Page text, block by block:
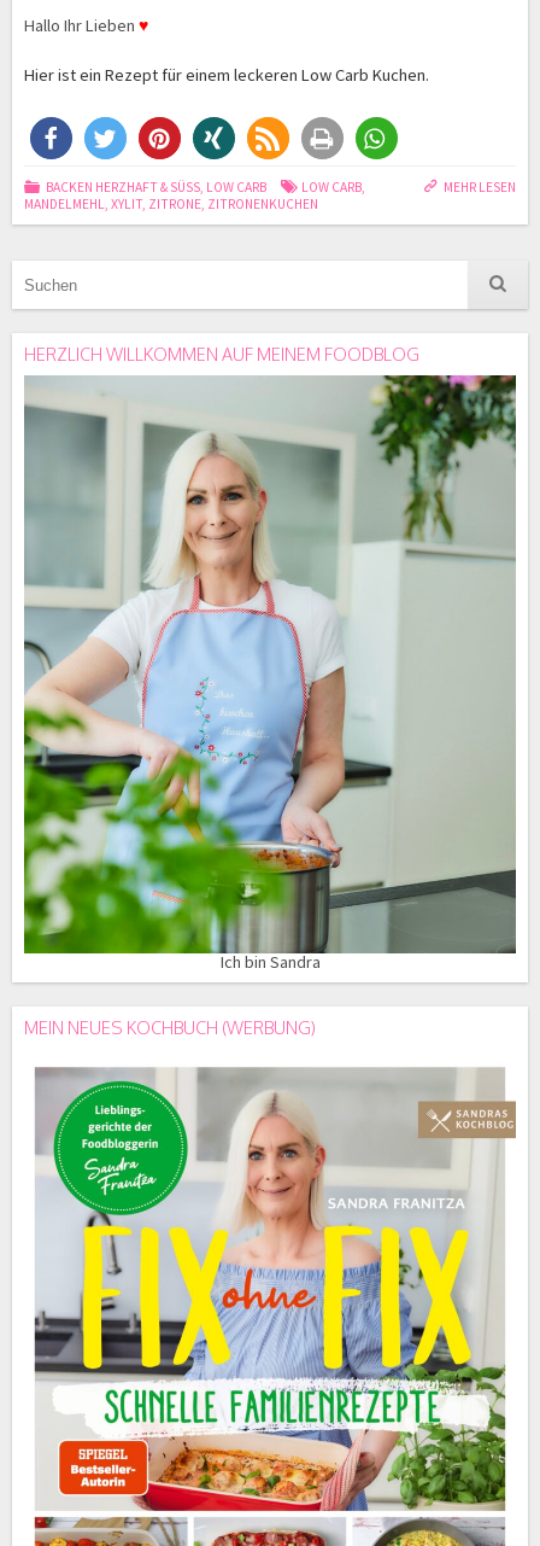
Hallo Ihr Lieben ♥
Hier ist ein Rezept für einem leckeren Low Carb Kuchen.
MEHR LESEN
BACKEN HERZHAFT & SÜSS , LOW CARB LOW CARB,
MANDELMEHL, XYLIT, ZITRONE, ZITRONENKUCHEN
HERZLICH WILLKOMMEN AUF MEINEM FOODBLOG
Ich bin Sandra
MEIN NEUES KOCHBUCH (WERBUNG)